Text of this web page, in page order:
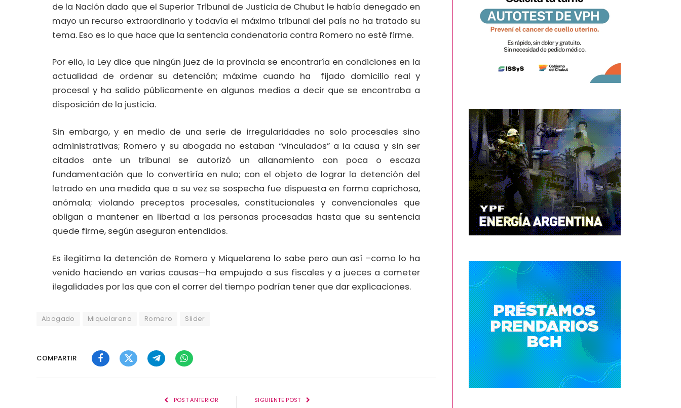
de la Nación dado que el Superior Tribunal de Justicia de Chubut le había denegado en
mayo un recurso extraordinario y todavía el máximo tribunal del país no ha tratado su
tema. Eso es lo que hace que la sentencia condenatoria contra Romero no esté firme.
Por ello, la Ley dice que ningún juez de la provincia se encontraría en condiciones en la
actualidad de ordenar su detención; máxime cuando ha fijado domicilio real y
procesal y ha salido públicamente en algunos medios a decir que se encontraba a
disposición de la justicia.
Sin embargo, y en medio de una serie de irregularidades no solo procesales sino
administrativas; Romero y su abogada no estaban “vinculados” a la causa y sin ser
citados ante un tribunal se autorizó un allanamiento con poca o escaza
fundamentación que lo convertiría en nulo; con el objeto de lograr la detención del
letrado en una medida que a su vez se sospecha fue dispuesta en forma caprichosa,
anómala; violando preceptos procesales, constitucionales y convencionales que
obligan a mantener en libertad a las personas procesadas hasta que su sentencia
quede firme, según aseguran entendidos.
Es ilegitima la detención de Romero y Miquelarena lo sabe pero aun así –como lo ha
venido haciendo en varias causas—ha empujado a sus fiscales y a jueces a cometer
ilegalidades por las que con el correr del tiempo podrían tener que dar explicaciones.
Abogado Miquelarena Romero Slider
COMPARTIR
FacebookTwitterTelegramWhatsApp
POST ANTERIOR SIGUIENTE POST